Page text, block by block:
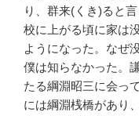
り、群来(くき)ると
校に上がる頃に家は
ようになった。なぜ
僕は知らなかった。
たる綱淵昭三に会っ
には綱淵桟橋があり